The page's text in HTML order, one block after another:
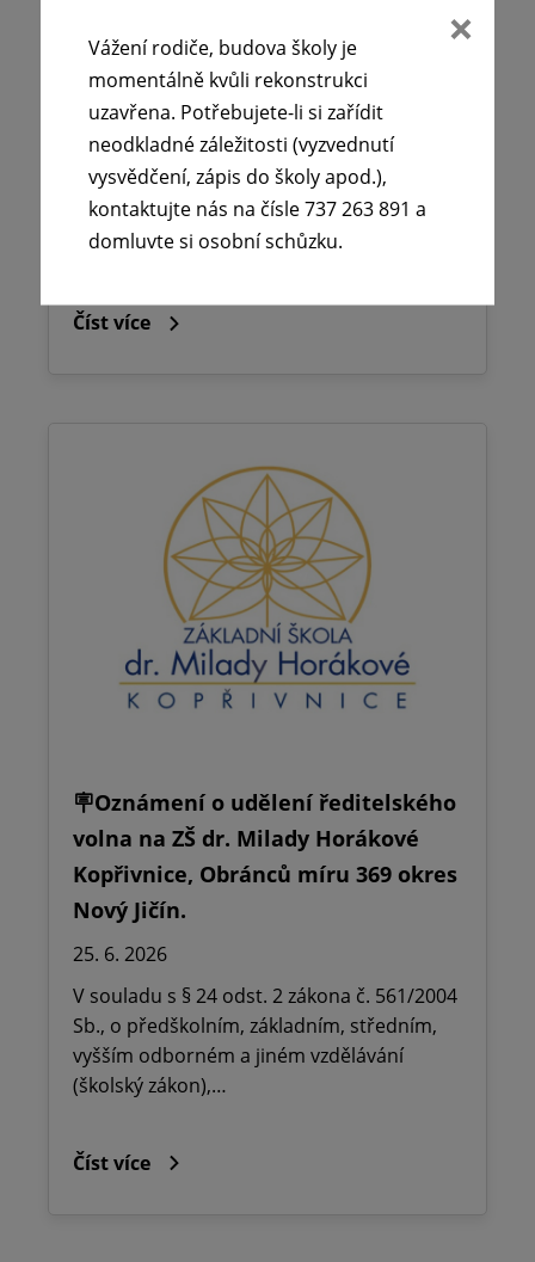
🕧 Úřední dny v době letních
prázdnin ☀️
29. 6. 2026
Vážení rodiče, budova školy je momentálně
kvůli rekonstrukci uzavřena. Potřebujete-li
si zařídit neodkladné záležitosti
(vyzvednutí…
Číst více
🪧Oznámení o udělení ředitelského
volna na ZŠ dr. Milady Horákové
Kopřivnice, Obránců míru 369 okres
Nový Jičín.
25. 6. 2026
V souladu s § 24 odst. 2 zákona č. 561/2004
Sb., o předškolním, základním, středním,
vyšším odborném a jiném vzdělávání
(školský zákon),…
Číst více
Vážení rodiče, budova školy je
momentálně kvůli rekonstrukci
uzavřena. Potřebujete-li si zařídit
neodkladné záležitosti (vyzvednutí
vysvědčení, zápis do školy apod.),
kontaktujte nás na čísle 737 263 891 a
domluvte si osobní schůzku.